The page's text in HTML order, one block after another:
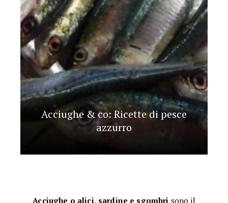
Acciughe & co: Ricette di pesce
azzurro
Acciughe o alici, sardine e sgombri sono il